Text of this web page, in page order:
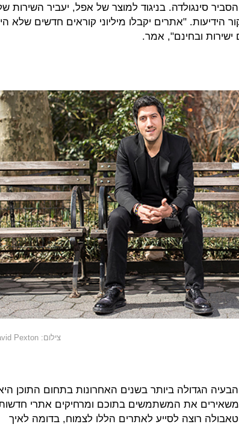
סינגולדה. בניגוד למוצר של אפל, יעביר השירות
הידיעות. "אתרים יקבלו מיליוני קוראים חדשים שלא
ישירות ובחינם", אמר.
צילום: David Pexton
הבעיה הגדולה ביותר בשנים האחרונות בתחום התוכן
את המשתמשים בתוכם ומרחיקים אתרי
טאבולה רוצה לסייע לאתרים הללו לצמוח, בדומה לאיך